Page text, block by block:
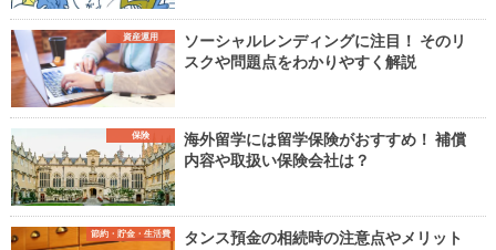
資産運用
ソーシャルレンディングに注目！ そのリ
スクや問題点をわかりやすく解説
保険
海外留学には留学保険がおすすめ！ 補償
内容や取扱い保険会社は？
節約・貯金・生活費 タンス預金の相続時の注意点やメリット